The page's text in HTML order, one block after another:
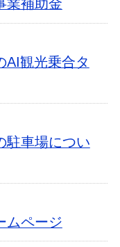
業補助金
AI観光乗合タ
駐車場につい
ムページ